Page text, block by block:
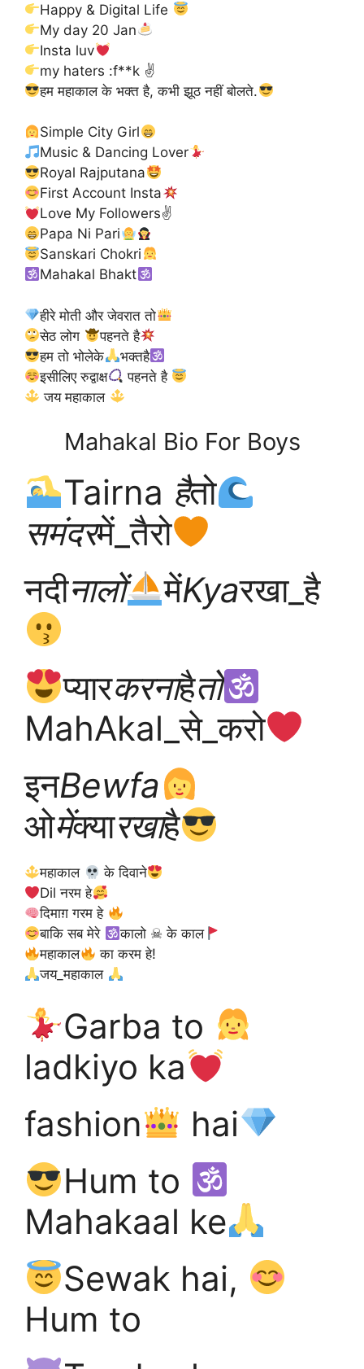
Happy & Digital Life
My day 20 Jan
Insta luv
my haters :f**k ✌
हम महाकाल के भक्त है, कभी झूठ नहीं बोलते.
Simple City Girl
Music & Dancing Lover
Royal Rajputana
First Account Insta
Love My Followers✌
Papa Ni Pari
Sanskari Chokri
Mahakal Bhakt
हीरे मोती और जेवरात तो
सेठ लोग
पहनते है
हम तो भोलेके
भक्तहै
इसीलिए रुद्वाक्ष
पहनते है
जय महाकाल
Mahakal Bio For Boys
Tairna हैतो
समंदरमें_तैरो
नदीनालों मेंKyaरखा_है
प्यारकरनाहैतो
MahAkal_से_करो
इनBewfa
ओमेंक्यारखाहै
महाकाल
के दिवाने
Dil नरम हे
दिमाग़ गरम हे
बाकि सब मेरे
कालो ☠ के काल
महाकाल
का करम हे!
जय_महाकाल
Garba to
ladkiyo ka
fashion
hai
Hum to
Mahakaal ke
Sewak hai,
Hum to